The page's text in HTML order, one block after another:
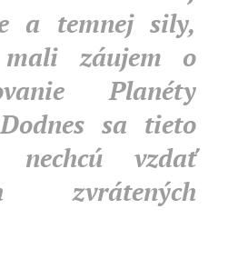
a temnej sily,
záujem o
Planéty
sa tieto
nechcú vzdať
zvrátených